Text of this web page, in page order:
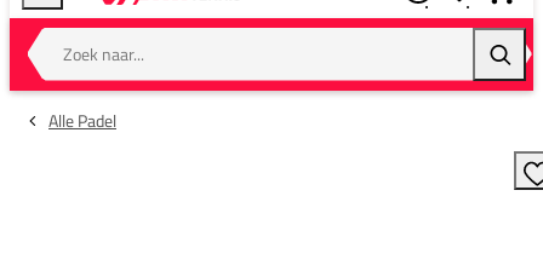
Zoek naar...
Alle Padel